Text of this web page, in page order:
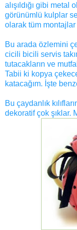
alışıldığı gibi
görünümlü kulplar
olarak tüm
Bu arada özlemini
cicili bicili servis
tutacakların ve
Tabii ki kopya
katacağım. İşte
Bu çaydanlık
dekoratif çok şıklar.